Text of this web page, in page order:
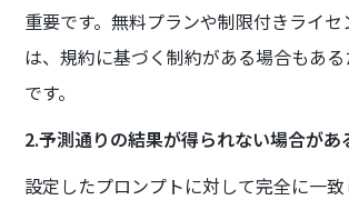
重要です。無料プランや制限付きライ
は、規約に基づく制約がある場合もあ
です。
2.予測通りの結果が得られない場合があ
設定したプロンプトに対して完全に一